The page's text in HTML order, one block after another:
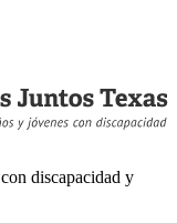
discapacidad y